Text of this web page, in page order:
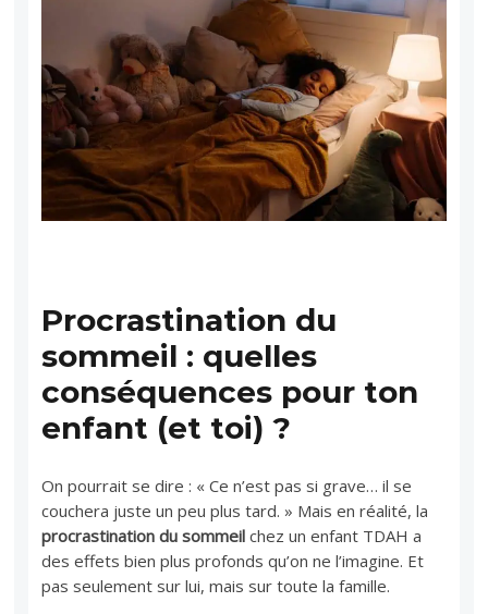
Procrastination du
sommeil : quelles
conséquences pour ton
enfant (et toi) ?
On pourrait se dire : « Ce n’est pas si grave… il se
couchera juste un peu plus tard. » Mais en réalité, la
procrastination du sommeil chez un enfant TDAH a
des effets bien plus profonds qu’on ne l’imagine. Et
pas seulement sur lui, mais sur toute la famille.